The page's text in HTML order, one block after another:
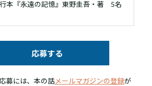
本『永遠の記憶』東野圭吾・著 5名
応募する
募には、本の話メールマガジンの登録が